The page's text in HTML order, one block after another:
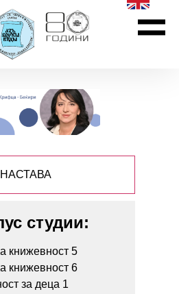
НАСТАВА
студии:
книжевност 5
книжевност 6
за деца 1